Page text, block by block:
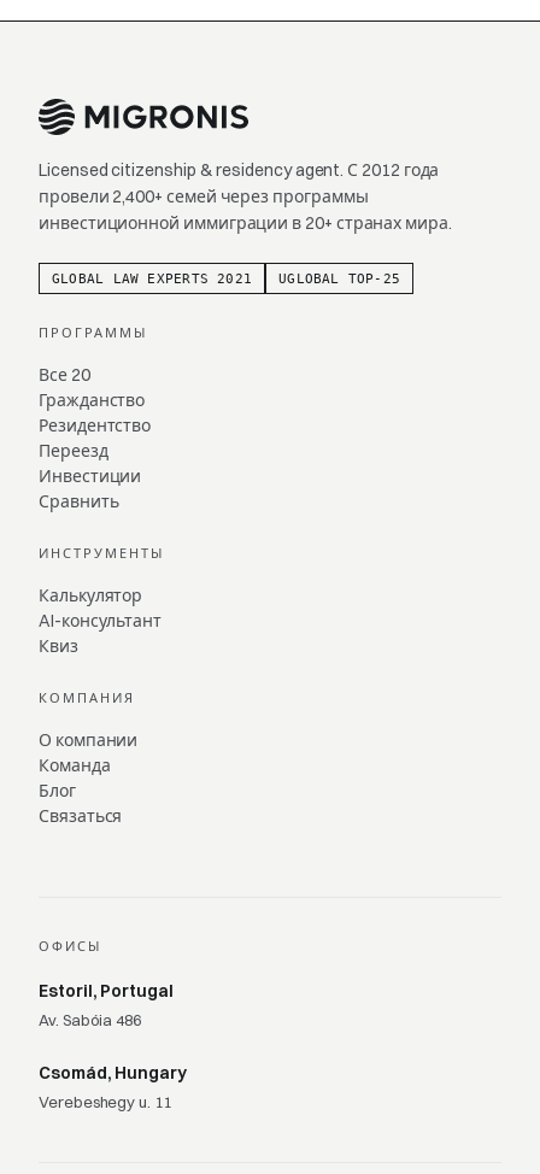
Licensed citizenship & residency agent. С 2012 года
провели 2,400+ семей через программы
инвестиционной иммиграции в 20+ странах мира.
GLOBAL LAW EXPERTS 2021 UGLOBAL TOP-25
ПРОГРАММЫ
Все 20
Гражданство
Резидентство
Переезд
Инвестиции
Сравнить
ИНСТРУМЕНТЫ
Калькулятор
AI-консультант
Квиз
КОМПАНИЯ
О компании
Команда
Блог
Связаться
ОФИСЫ
Estoril, Portugal
Av. Sabóia 486
Csomád, Hungary
Verebeshegy u. 11